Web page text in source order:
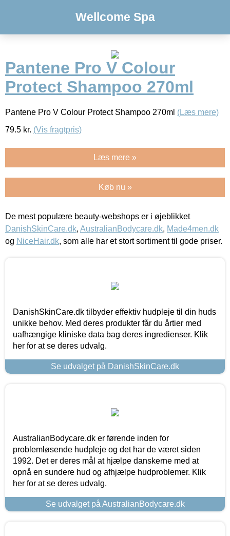
Wellcome Spa
Pantene Pro V Colour
Protect Shampoo 270ml
Pantene Pro V Colour Protect Shampoo 270ml (Læs mere)
79.5 kr. (Vis fragtpris)
Læs mere »
Køb nu »
De mest populære beauty-webshops er i øjeblikket
DanishSkinCare.dk, AustralianBodycare.dk, Made4men.dk
og NiceHair.dk, som alle har et stort sortiment til gode priser.
DanishSkinCare.dk tilbyder effektiv hudpleje til din huds
unikke behov. Med deres produkter får du årtier med
uafhængige kliniske data bag deres ingredienser. Klik
her for at se deres udvalg.
Se udvalget på DanishSkinCare.dk
AustralianBodycare.dk er førende inden for
problemløsende hudpleje og det har de været siden
1992. Det er deres mål at hjælpe danskerne med at
opnå en sundere hud og afhjælpe hudproblemer. Klik
her for at se deres udvalg.
Se udvalget på AustralianBodycare.dk